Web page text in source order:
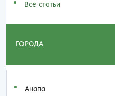
Все статьи
ГОРОДА
Анапа